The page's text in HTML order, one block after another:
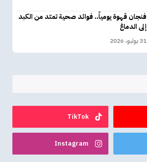
فنجان قهوة يومياً.. فوائد صحية تمتد من الكبد
إلى الدماغ
31 يوليو، 2026
TikTok
Instagram